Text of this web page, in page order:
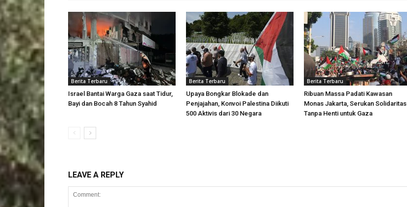
Berita Terbaru
Israel Bantai Warga Gaza saat Tidur,
Bayi dan Bocah 8 Tahun Syahid
Berita Terbaru
Upaya Bongkar Blokade dan
Penjajahan, Konvoi Palestina Diikuti
500 Aktivis dari 30 Negara
Berita Terbaru
Ribuan Massa Padati Kawasan
Monas Jakarta, Serukan Solidaritas
Tanpa Henti untuk Gaza
LEAVE A REPLY